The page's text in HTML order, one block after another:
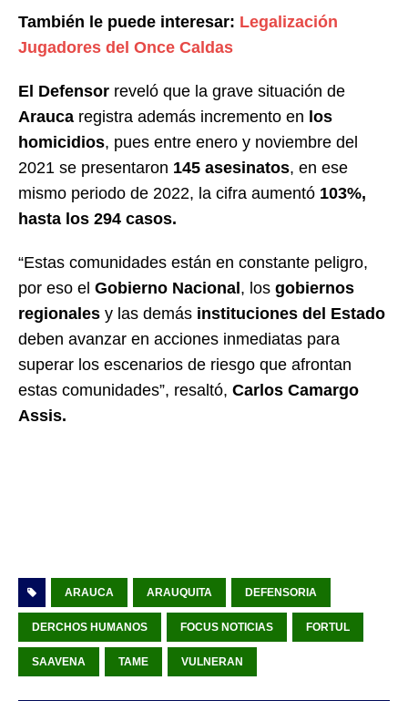
También le puede interesar: Legalización
Jugadores del Once Caldas
El Defensor reveló que la grave situación de
Arauca registra además incremento en los
homicidios, pues entre enero y noviembre del
2021 se presentaron 145 asesinatos, en ese
mismo periodo de 2022, la cifra aumentó 103%,
hasta los 294 casos.
“Estas comunidades están en constante peligro,
por eso el Gobierno Nacional , los gobiernos
regionales y las demás instituciones del Estado
deben avanzar en acciones inmediatas para
superar los escenarios de riesgo que afrontan
estas comunidades”, resaltó, Carlos Camargo
Assis.
ARAUCA ARAUQUITA DEFENSORIA
DERCHOS HUMANOS FOCUS NOTICIAS FORTUL
SAAVENA TAME VULNERAN